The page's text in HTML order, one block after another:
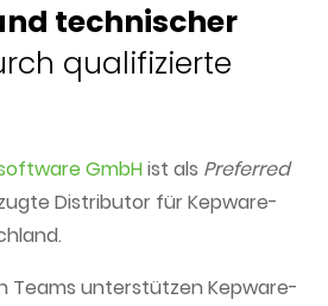
technischer
qualifizierte
GmbHist als Preferred
Distributor für Kepware-
Teams unterstützen Kepware-